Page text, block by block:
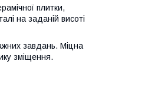
плитки,
на заданій висоті
завдань. Міцна
зміщення.